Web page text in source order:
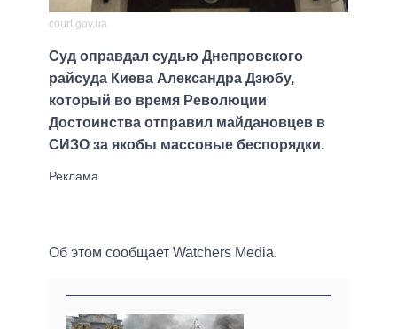
court.gov.ua
Суд оправдал судью Днепровского
райсуда Киева Александра Дзюбу,
который во время Революции
Достоинства отправил майдановцев в
СИЗО за якобы массовые беспорядки.
Об этом сообщает Watchers Media.